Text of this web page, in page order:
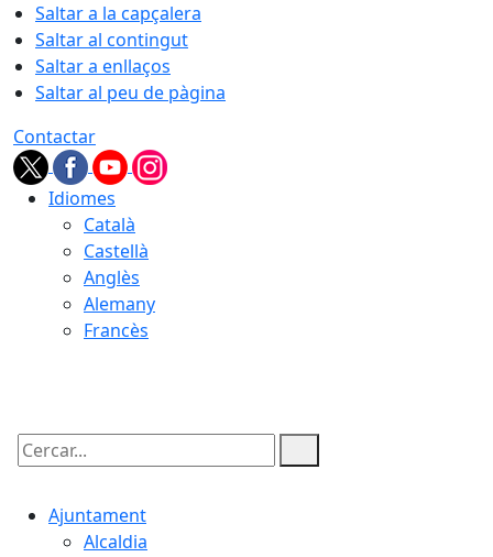
Saltar a la capçalera
Saltar al contingut
Saltar a enllaços
Saltar al peu de pàgina
Contactar
Idiomes
Català
Castellà
Anglès
Alemany
Francès
Cercar:
Ajuntament
Alcaldia